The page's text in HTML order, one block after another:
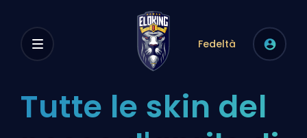
Fedeltà
Tutte le skin del